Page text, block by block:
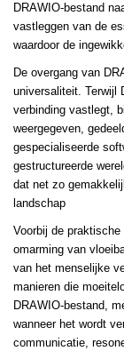
DRAWIO-bestand
vastleggen van de
waardoor de
De overgang van
universaliteit. Terwijl
verbinding vastlegt,
weergegeven,
gespecialiseerde
gestructureerde
dat net zo
landschap
Voorbij de
omarming van
van het menselijke
manieren die
DRAWIO-bestand,
wanneer het wordt
communicatie,